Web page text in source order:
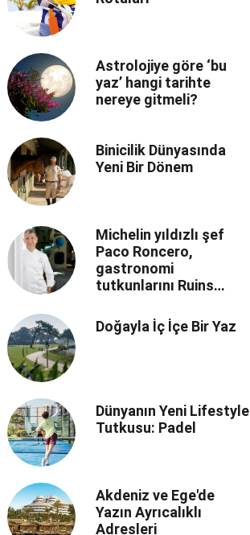
Astrolojiye göre ‘bu
yaz’ hangi tarihte
nereye gitmeli?
Binicilik Dünyasında
Yeni Bir Dönem
Michelin yıldızlı şef
Paco Roncero,
gastronomi
tutkunlarını Ruins
buluşturuyor
Doğayla İç İçe Bir Yaz
Dünyanın Yeni Lifestyle
Tutkusu: Padel
Akdeniz ve Ege'de
Yazın Ayrıcalıklı
Adresleri